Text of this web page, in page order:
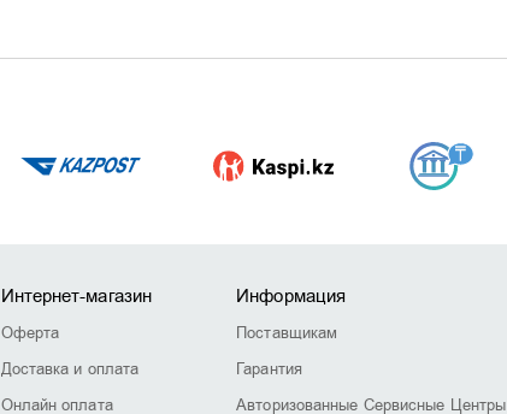
Интернет-магазин
Оферта
Доставка и оплата
Онлайн оплата
Информация
Поставщикам
Гарантия
Авторизованные Сервисные Центры